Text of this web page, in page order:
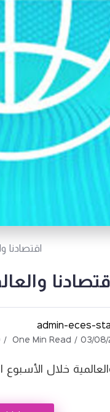
اقتصادنا
والعالم
admin-eces-
03/08/
One Min Read
خلال